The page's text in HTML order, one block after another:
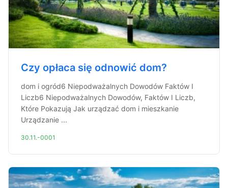
Czy opłaca się odnowić dom?
dom i ogród6 Niepodważalnych Dowodów Faktów I
Liczb6 Niepodważalnych Dowodów, Faktów I Liczb,
Które Pokazują Jak urządzać dom i mieszkanie
Urządzanie ...
30.11.-0001